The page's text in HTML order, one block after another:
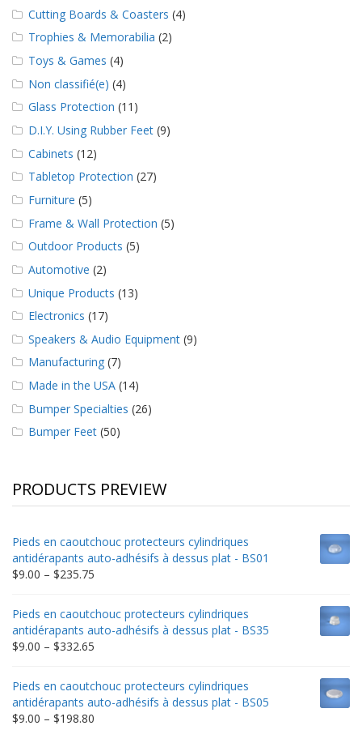
Cutting Boards & Coasters (4)
Trophies & Memorabilia (2)
Toys & Games (4)
Non classifié(e) (4)
Glass Protection (11)
D.I.Y. Using Rubber Feet (9)
Cabinets (12)
Tabletop Protection (27)
Furniture (5)
Frame & Wall Protection (5)
Outdoor Products (5)
Automotive (2)
Unique Products (13)
Electronics (17)
Speakers & Audio Equipment (9)
Manufacturing (7)
Made in the USA (14)
Bumper Specialties (26)
Bumper Feet (50)
PRODUCTS PREVIEW
Pieds en caoutchouc protecteurs cylindriques
antidérapants auto-adhésifs à dessus plat - BS01
$9.00 – $235.75
$9.00
through
$235.75
Pieds en caoutchouc protecteurs cylindriques
antidérapants auto-adhésifs à dessus plat - BS35
$9.00 – $332.65
$9.00
through
$332.65
Pieds en caoutchouc protecteurs cylindriques
antidérapants auto-adhésifs à dessus plat - BS05
$9.00 – $198.80